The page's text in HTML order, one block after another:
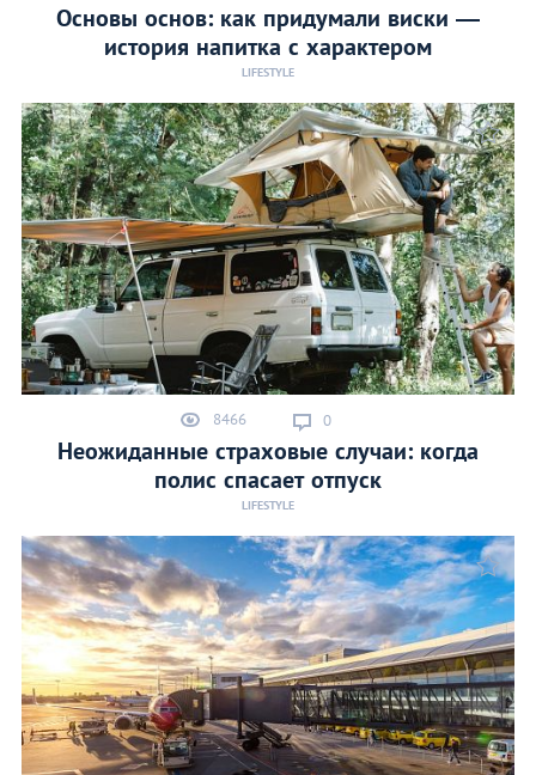
Основы основ: как придумали виски —
история напитка с характером
LIFESTYLE
8466 0
Неожиданные страховые случаи: когда
полис спасает отпуск
LIFESTYLE